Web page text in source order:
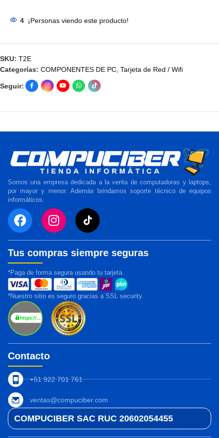
4 ¡Personas viendo este producto!
SKU: T2E
Categorías: COMPONENTES DE PC, Tarjeta de Red / Wifi
Seguir:
Somos una empresa dedicada a la venta de computadoras y laptops,
por mayor y menor. Además brindamos soporte técnico de equipos
informáticos.
Tus compras siempre seguras
*Paga de forma segura usando tu tarjeta.
*Nuestro sitio es seguro gracias a SSL security.
Contacto
+51 922 701 761
ventas@compuciber.com
COMPUCIBER SAC RUC 20602054455